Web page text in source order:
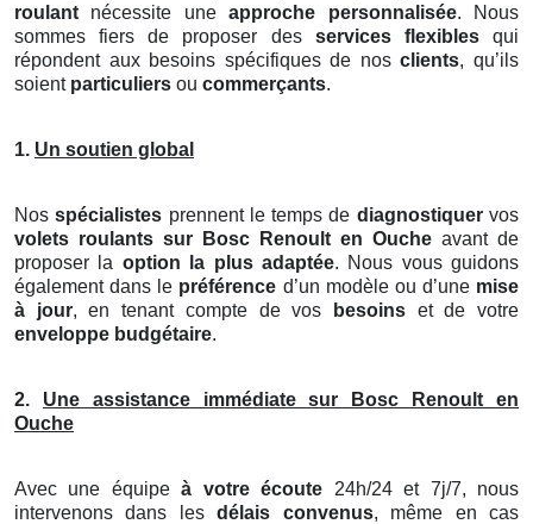
roulant nécessite uneapproche personnalisée. Nous
sommes fiers de proposer des services flexiblesqui
répondent aux besoins spécifiques de nosclients, qu’ils
soient particuliers ou commerçants.
1. Un soutien global
Nosspécialistes prennent le temps de diagnostiquervos
volets roulants sur Bosc Renoult en Ouche avant de
proposer la option la plus adaptée. Nous vous guidons
également dans le préférence d’un modèle ou d’une mise
à jour, en tenant compte de vos besoinset de votre
enveloppe budgétaire.
2. Une assistance immédiate sur Bosc Renoult en
Ouche
Avec une équipeà votre écoute 24h/24 et 7j/7, nous
intervenons dans lesdélais convenus, même en cas